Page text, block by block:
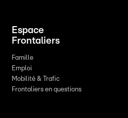
Espace
Frontaliers
Famille
Emploi
Mobilité & Trafic
Frontaliers en questions